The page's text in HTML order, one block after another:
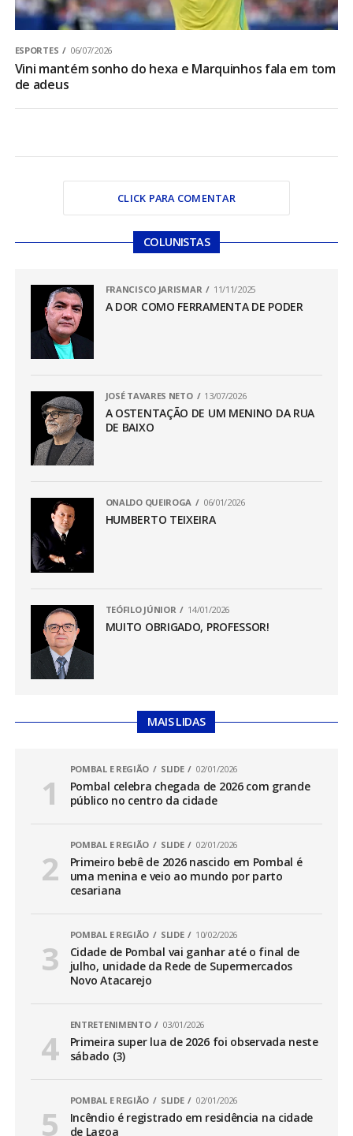
ESPORTES 06/07/2026
Vini mantém sonho do hexa e Marquinhos fala em tom
de adeus
CLICK PARA COMENTAR
COLUNISTAS
FRANCISCO JARISMAR 11/11/2025
A DOR COMO FERRAMENTA DE PODER
JOSÉ TAVARES NETO 13/07/2026
A OSTENTAÇÃO DE UM MENINO DA RUA
DE BAIXO
ONALDO QUEIROGA 06/01/2026
HUMBERTO TEIXEIRA
TEÓFILO JÚNIOR 14/01/2026
MUITO OBRIGADO, PROFESSOR!
MAIS LIDAS
POMBAL E REGIÃO SLIDE 02/01/2026
Pombal celebra chegada de 2026 com grande
público no centro da cidade
POMBAL E REGIÃO SLIDE 02/01/2026
Primeiro bebê de 2026 nascido em Pombal é
uma menina e veio ao mundo por parto
cesariana
POMBAL E REGIÃO SLIDE 10/02/2026
Cidade de Pombal vai ganhar até o final de
julho, unidade da Rede de Supermercados
Novo Atacarejo
ENTRETENIMENTO 03/01/2026
Primeira super lua de 2026 foi observada neste
sábado (3)
POMBAL E REGIÃO SLIDE 02/01/2026
Incêndio é registrado em residência na cidade
de Lagoa